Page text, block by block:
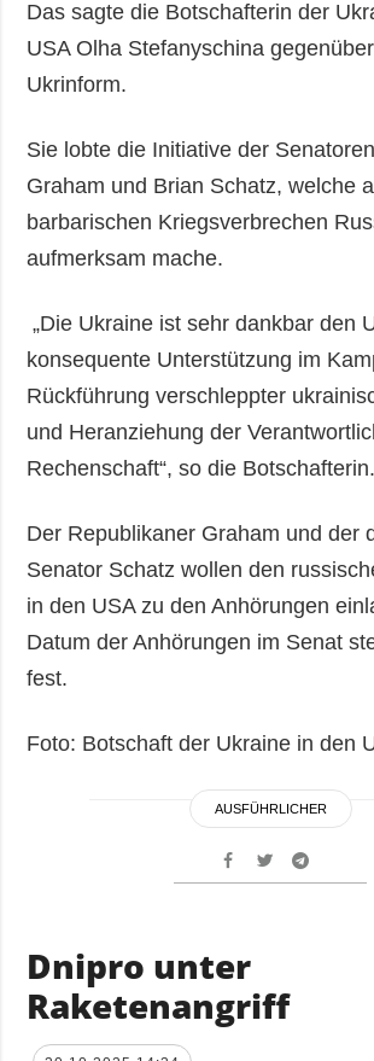
Das sagte die Botschafterin der
USA Olha Stefanyschina
Ukrinform.
Sie lobte die Initiative der
Graham und Brian Schatz, welche
barbarischen Kriegsverbrechen
aufmerksam mache.
„Die Ukraine ist sehr dankbar den
konsequente Unterstützung im
Rückführung verschleppter
und Heranziehung der
Rechenschaft“, so die Botschafterin.
Der Republikaner Graham und der
Senator Schatz wollen den
in den USA zu den Anhörungen
Datum der Anhörungen im Senat
fest.
Foto: Botschaft der Ukraine in den
AUSFÜHRLICHER
Dnipro unter
Raketenangriff